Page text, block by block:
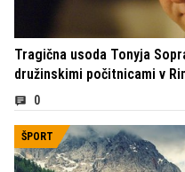
Tragična usoda Tonyja
družinskimi počitnicami v
0
ŠPORT